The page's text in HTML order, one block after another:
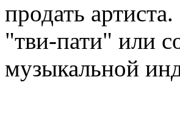
продать
"тви-пати" или
музыкальной